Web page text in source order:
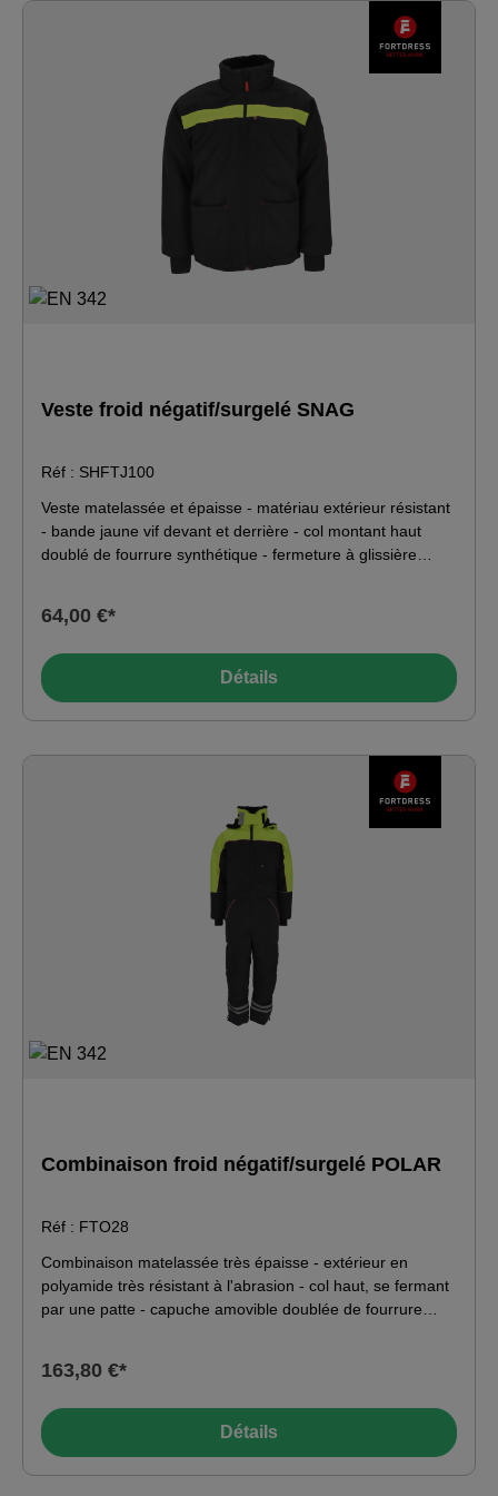
pantalon FTH25 par des températures jusqu'à -49°C -
Idéal pour : Préparateur de commandes
Veste froid négatif/surgelé SNAG
Réf : SHFTJ100
Veste matelassée et épaisse - matériau extérieur résistant
- bande jaune vif devant et derrière - col montant haut
doublé de fourrure synthétique - fermeture à glissière
élastique dans le dos au niveau de la taille - dos rallongé -
des températures jusqu'à -49°C - Idéal pour.. : saisonniers
/ intérimaires
64,00 €*
Détails
Combinaison froid négatif/surgelé POLAR
Réf : FTO28
Combinaison matelassée très épaisse - extérieur en
polyamide très résistant à l'abrasion - col haut, se fermant
par une patte - capuche amovible doublée de fourrure
compartiment à stylos à gauche - poignets tricotés -
élastique dans le dos au niveau de la taille - cale insérée à
l'entrejambe pour plus de liberté de mouvement - longue
fermeture éclair frontale - fermetures éclair à double sens
163,80 €*
Détails